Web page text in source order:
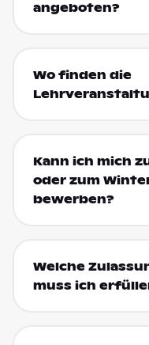
angeboten?
Wo finden die
Kann ich mich
oder zum
bewerben?
Welche
muss ich